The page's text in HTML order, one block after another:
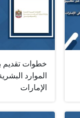
خطوات تقديم
الموارد
الإمارات